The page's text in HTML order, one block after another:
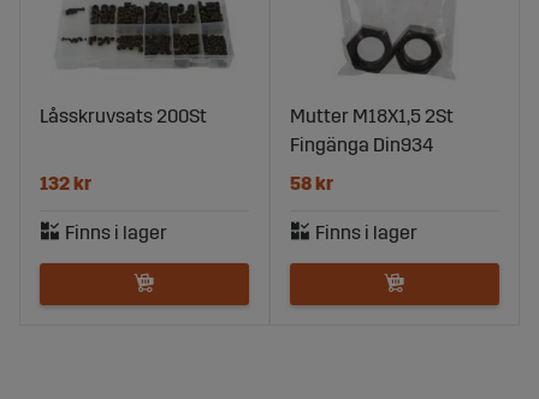
Låsskruvsats 200St
132 kr
Mutter M18X1,5 2St
Fingänga Din934
58 kr